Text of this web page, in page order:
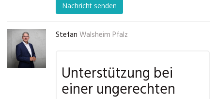
Nachricht senden
Stefan Walsheim Pfalz
Unterstützung bei
einer ungerechten